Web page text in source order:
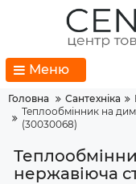
Меню
Головна Сантехніка
Теплообмінник на
(30030068)
нержавіюча